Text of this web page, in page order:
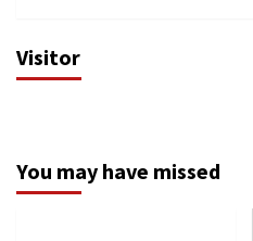
Visitor
You may have missed